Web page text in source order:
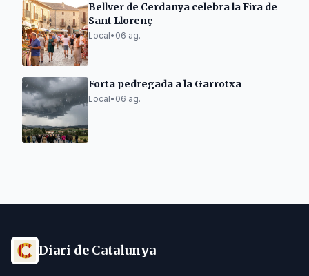
Bellver de Cerdanya celebra la Fira de
Sant Llorenç
Local• 06 ag.
Forta pedregada a la Garrotxa
Local• 06 ag.
Diari de Catalunya